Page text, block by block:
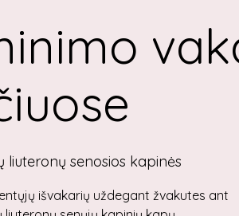
liuteronų senosios kapinės
išvakarių uždegant žvakutes ant